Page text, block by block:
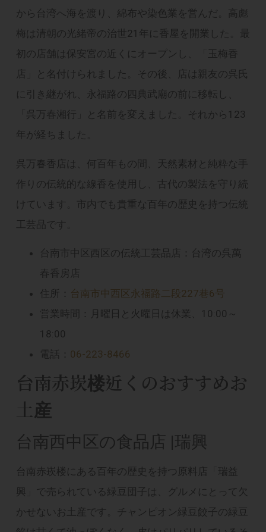
から台湾へ海を渡り、綿布や染色業を営んだ。高彪
梅は清朝の光緒帝の治世21年に香屋を開業した。最
初の店舗は保安宮の近くにオープンし、「玉梅香
店」と名付けられました。その後、店は親友の呉氏
に引き継がれ、永福路の四典武廟の前に移転し、
「呉万春湘行」と名前を変えました。それから123
年が経ちました。
呉万春香店は、何百年もの間、天然素材と純粋な手
作りの伝統的な線香を使用し、古代の製法を守り続
けています。市内でも貴重な百年の歴史を持つ伝統
工芸品です。
台南市中区西区の伝統工芸品店：台湾の呉萬
春香房店
住所： 台南市中西区永福路二段227巷6号
営業時間：月曜日と火曜日は休業、10:00～
18:00
電話： 06-223-8466
台南赤崁楼近くのおすすめお
土産
台南西中区の食品店 |瑞興
台南赤崁楼にある百年の歴史を持つ原料店「瑞益
興」で売られている緑豆団子は、グルメにとって欠
かせないお土産です。チャンピオン緑豆餃子の緑豆